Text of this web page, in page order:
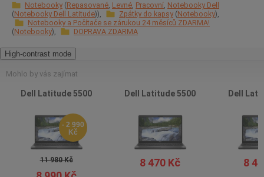
Notebooky Repasované Levné Pracovní Notebooky Dell
Notebooky Dell Latitude
Zpátky do kapsy Notebooky
Notebooky a Počítače se zárukou 24 měsíců ZDARMA!
Notebooky
DOPRAVA ZDARMA
High-contrast mode
Mohlo by vás zajímat
Dell Latitude 5500
- 2 990
Kč
11 980 Kč
Dell Latitude 5500
8 470 Kč
Dell
8